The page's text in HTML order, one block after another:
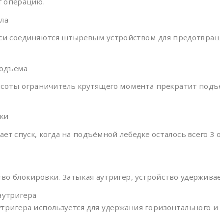
соединяются штыревым устройством для
ограничитель крутящего момента прекратит
спуск, когда на подъёмной лебедке осталось всего 3
блокировки. Затыкая аутригер, устройство
используется для удержания горизонтального